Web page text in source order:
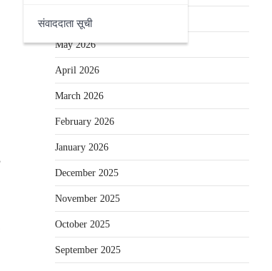
संवाददाता सूची
June 2026
May 2026
April 2026
March 2026
February 2026
January 2026
December 2025
November 2025
October 2025
September 2025